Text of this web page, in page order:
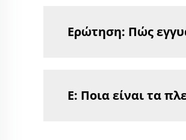
Ερώτηση: Πώς
Ε: Ποια είναι τα